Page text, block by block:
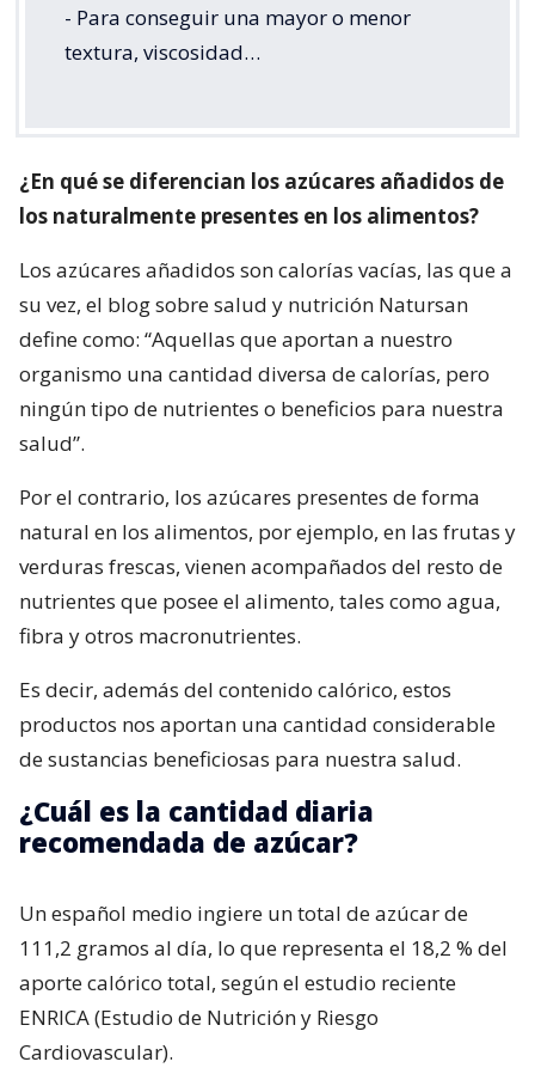
- Para conseguir una mayor o menor
textura, viscosidad…
¿En qué se diferencian los azúcares añadidos de
los naturalmente presentes en los alimentos?
Los azúcares añadidos son calorías vacías, las que a
su vez, el blog sobre salud y nutrición Natursan
define como: “Aquellas que aportan a nuestro
organismo una cantidad diversa de calorías, pero
ningún tipo de nutrientes o beneficios para nuestra
salud”.
Por el contrario, los azúcares presentes de forma
natural en los alimentos, por ejemplo, en las frutas y
verduras frescas, vienen acompañados del resto de
nutrientes que posee el alimento, tales como agua,
fibra y otros macronutrientes.
Es decir, además del contenido calórico, estos
productos nos aportan una cantidad considerable
de sustancias beneficiosas para nuestra salud.
¿Cuál es la cantidad diaria
recomendada de azúcar?
Un español medio ingiere un total de azúcar de
111,2 gramos al día, lo que representa el 18,2 % del
aporte calórico total, según el estudio reciente
ENRICA (Estudio de Nutrición y Riesgo
Cardiovascular).